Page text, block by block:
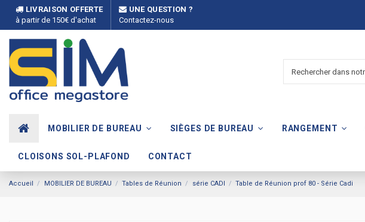
LIVRAISON OFFERTE
à partir de 150€ d'achat
UNE QUESTION ?
Contactez-nous
MOBILIER DE BUREAU SIÈGES DE BUREAU RANGEMENT
CLOISONS SOL-PLAFOND CONTACT
Accueil MOBILIER DE BUREAU Tables de Réunion série CADI Table de Réunion prof 80 - Série Cadi